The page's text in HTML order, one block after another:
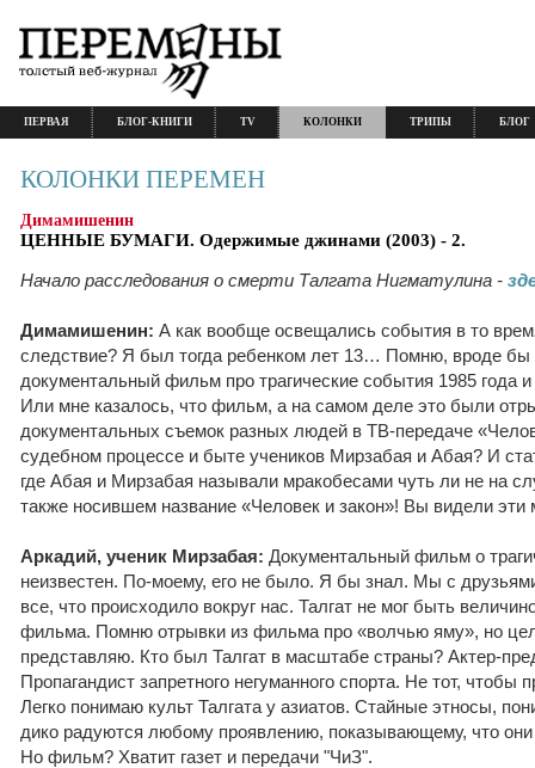
ПЕРВАЯ БЛОГ-КНИГИ TV КОЛОНКИ ТРИПЫ БЛОГ
КОЛОНКИ ПЕРЕМЕН
Димамишенин
ЦЕННЫЕ БУМАГИ. Одержимые джинами (2003) - 2.
Начало расследования о смерти Талгата Нигматулина -
Димамишенин: А как вообще освещались события в то
следствие? Я был тогда ребенком лет 13… Помню, вроде бы
документальный фильм про трагические события 1985 года
Или мне казалось, что фильм, а на самом деле это были
документальных съемок разных людей в ТВ-передаче
судебном процессе и быте учеников Мирзабая и Абая? И
где Абая и Мирзабая называли мракобесами чуть ли не на
также носившем название «Человек и закон»! Вы видели эти
Аркадий, ученик Мирзабая: Документальный фильм о
неизвестен. По-моему, его не было. Я бы знал. Мы с
все, что происходило вокруг нас. Талгат не мог быть
фильма. Помню отрывки из фильма про «волчью яму», но
представляю. Кто был Талгат в масштабе страны? Актер-
Пропагандист запретного негуманного спорта. Не тот,
Легко понимаю культ Талгата у азиатов. Стайные этносы,
дико радуются любому проявлению, показывающему, что они
Но фильм? Хватит газет и передачи "ЧиЗ".